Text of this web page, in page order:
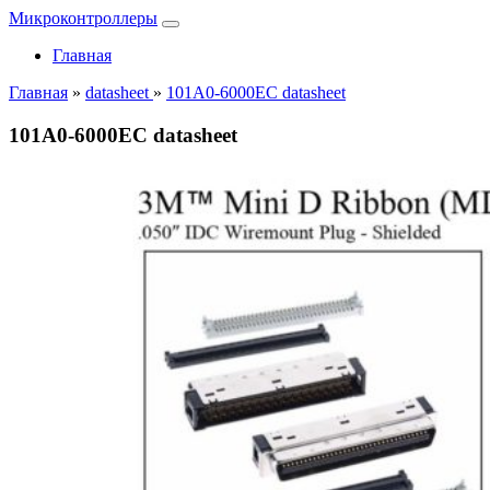
Микроконтроллеры
Главная
Главная » datasheet » 101A0-6000EC datasheet
101A0-6000EC datasheet